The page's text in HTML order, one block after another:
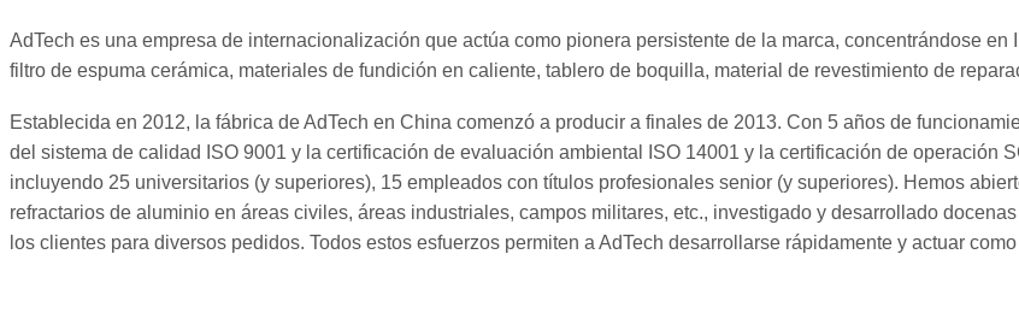
AdTech es una empresa de internacionalización que actúa como pionera persistente de la marca, concentrándose
filtro de espuma cerámica, materiales de fundición en caliente, tablero de boquilla, material de revestimiento de
Establecida en 2012, la fábrica de AdTech en China comenzó a producir a finales de 2013. Con 5 años de
del sistema de calidad ISO 9001 y la certificación de evaluación ambiental ISO 14001 y la certificación de operación
incluyendo 25 universitarios (y superiores), 15 empleados con títulos profesionales senior (y superiores). Hemos
refractarios de aluminio en áreas civiles, áreas industriales, campos militares, etc., investigado y desarrollado
los clientes para diversos pedidos. Todos estos esfuerzos permiten a AdTech desarrollarse rápidamente y actuar